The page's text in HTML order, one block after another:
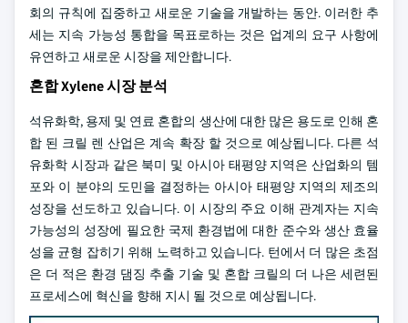
회의 규칙에 집중하고 새로운 기술을 개발하는 동안. 이러한 추
세는 지속 가능성 통합을 목표로하는 것은 업계의 요구 사항에
유연하고 새로운 시장을 제안합니다.
혼합 Xylene 시장 분석
석유화학, 용제 및 연료 혼합의 생산에 대한 많은 용도로 인해 혼
합 된 크릴 렌 산업은 계속 확장 할 것으로 예상됩니다. 다른 석
유화학 시장과 같은 북미 및 아시아 태평양 지역은 산업화의 템
포와 이 분야의 도민을 결정하는 아시아 태평양 지역의 제조의
성장을 선도하고 있습니다. 이 시장의 주요 이해 관계자는 지속
가능성의 성장에 필요한 국제 환경법에 대한 준수와 생산 효율
성을 균형 잡히기 위해 노력하고 있습니다. 턴에서 더 많은 초점
은 더 적은 환경 댐징 추출 기술 및 혼합 크릴의 더 나은 세련된
프로세스에 혁신을 향해 지시 될 것으로 예상됩니다.